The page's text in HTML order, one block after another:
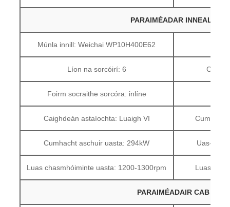
PARAIMÉADAR INNEALL
Múnla innill: Weichai WP10H400E62
Líon na sorcóirí: 6 Cineál
Foirm socraithe sorcóra: inlíne
Caighdeán astaíochta: Luaigh VI
Cumhacht aschuir uasta: 294kW Uas-
Luas chasmhóiminte uasta: 1200-1300rpm Luas
PARAIMÉADAIR CAB